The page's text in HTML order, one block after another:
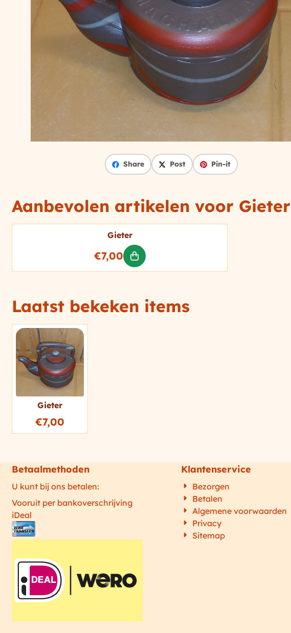
Share Post Pin-it
Aanbevolen artikelen voor Gieter
Gieter
Prijs: 7,00
€7,00
Laatst bekeken items
Gieter
€7,00
Betaalmethoden
U kunt bij ons betalen:
Vooruit per bankoverschrijving
iDeal
Klantenservice
Bezorgen
Betalen
Algemene voorwaarden
Privacy
Sitemap